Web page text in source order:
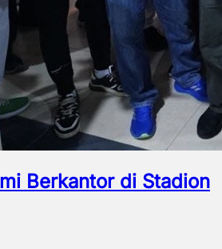
Berkantor di Stadion